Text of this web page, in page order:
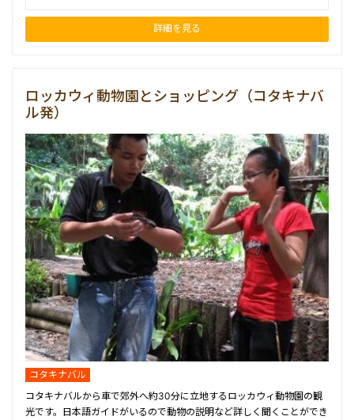
詳細を見る
ロッカウィ動物園とショッピング（コタキナバ
ル発）
コタキナバル
コタキナバルから車で郊外へ約30分に立地するロッカウィ動物園の観
光です。日本語ガイドがいるので動物の説明など詳しく聞くことができ